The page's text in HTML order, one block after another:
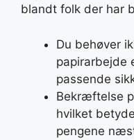
blandt folk der har
Du behøver
papirarbejde
passende
Bekræftelse
hvilket
pengene